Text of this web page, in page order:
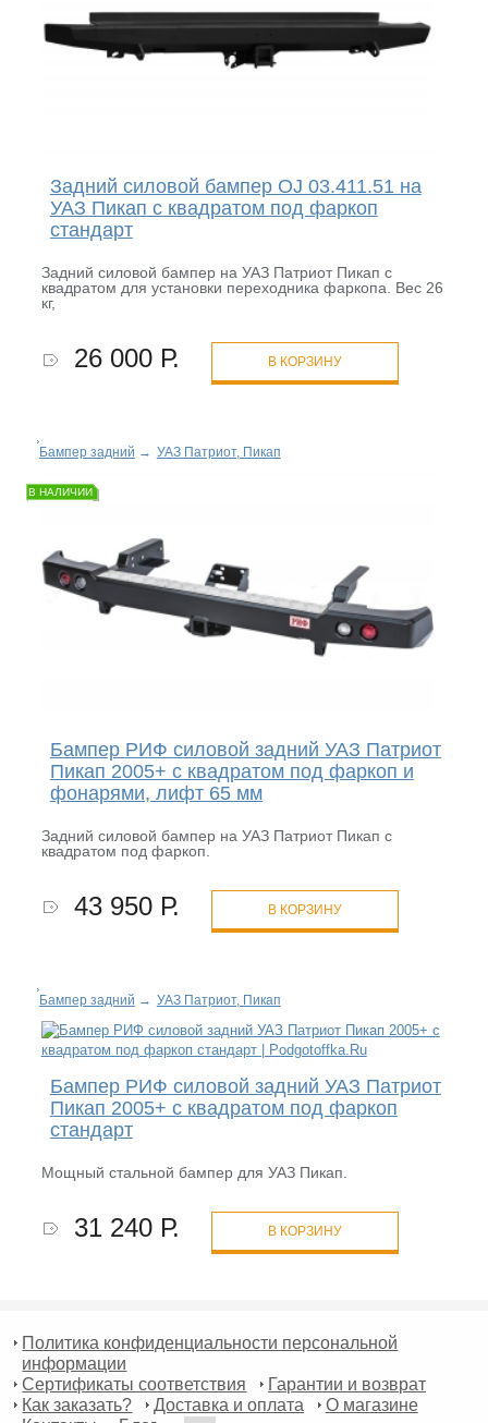
Задний силовой бампер OJ 03.411.51 на
УАЗ Пикап с квадратом под фаркоп
стандарт
Задний силовой бампер на УАЗ Патриот Пикап с
квадратом для установки переходника фаркопа. Вес 26
кг,
26 000 Р. В КОРЗИНУ
Бампер задний → УАЗ Патриот, Пикап
В НАЛИЧИИ
Бампер РИФ силовой задний УАЗ Патриот
Пикап 2005+ с квадратом под фаркоп и
фонарями, лифт 65 мм
Задний силовой бампер на УАЗ Патриот Пикап с
квадратом под фаркоп.
43 950 Р. В КОРЗИНУ
Бампер задний → УАЗ Патриот, Пикап
Бампер РИФ силовой задний УАЗ Патриот
Пикап 2005+ с квадратом под фаркоп
стандарт
Мощный стальной бампер для УАЗ Пикап.
31 240 Р. В КОРЗИНУ
Политика конфиденциальности персональной
информации
Сертификаты соответствия
Гарантии и возврат
Как заказать?
Доставка и оплата
О магазине